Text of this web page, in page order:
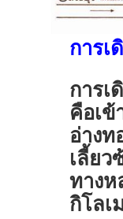
การเ
การเ
คือเข้
อ่าง
เลี้ย
ทาง
กิโลเ